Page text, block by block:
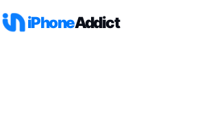
iPhoneAddict